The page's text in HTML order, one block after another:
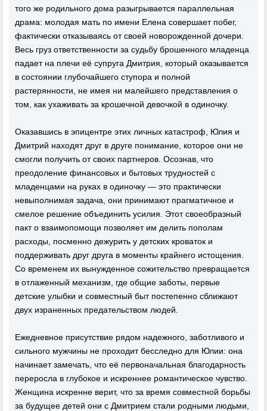
того же родильного дома разыгрывается параллельная
драма: молодая мать по имени Елена совершает побег,
фактически отказываясь от своей новорожденной дочери.
Весь груз ответственности за судьбу брошенного младенца
падает на плечи её супруга Дмитрия, который оказывается
в состоянии глубочайшего ступора и полной
растерянности, не имея ни малейшего представления о
том, как ухаживать за крошечной девочкой в одиночку.
Оказавшись в эпицентре этих личных катастроф, Юлия и
Дмитрий находят друг в друге понимание, которое они не
смогли получить от своих партнеров. Осознав, что
преодоление финансовых и бытовых трудностей с
младенцами на руках в одиночку — это практически
невыполнимая задача, они принимают прагматичное и
смелое решение объединить усилия. Этот своеобразный
пакт о взаимопомощи позволяет им делить пополам
расходы, посменно дежурить у детских кроваток и
поддерживать друг друга в моменты крайнего истощения.
Со временем их вынужденное сожительство превращается
в отлаженный механизм, где общие заботы, первые
детские улыбки и совместный быт постепенно сближают
двух израненных предательством людей.
Ежедневное присутствие рядом надежного, заботливого и
сильного мужчины не проходит бесследно для Юлии: она
начинает замечать, что её первоначальная благодарность
переросла в глубокое и искреннее романтическое чувство.
Женщина искренне верит, что за время совместной борьбы
за будущее детей они с Дмитрием стали родными людьми,